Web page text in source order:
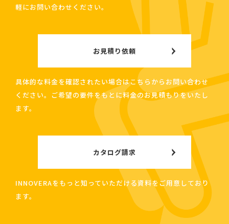
軽にお問い合わせください。
お見積り依頼
具体的な料金を確認されたい場合はこちらからお問い合わせ
ください。ご希望の要件をもとに料金のお見積もりをいたし
ます。
カタログ請求
INNOVERAをもっと知っていただける資料をご用意しており
ます。